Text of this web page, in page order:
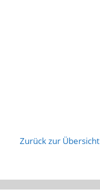
Zurück zur Übersicht